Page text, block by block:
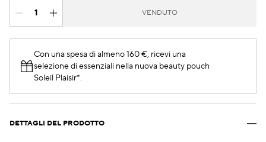
VENDUTO
Con una spesa di almeno 160 €, ricevi una
selezione di essenziali nella nuova beauty pouch
Soleil Plaisir*.
DETTAGLI DEL PRODOTTO